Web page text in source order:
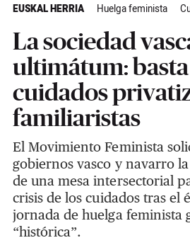
EUSKAL HERRIA Huelga feminista
La sociedad
ultimátum:
cuidados
familiaristas
El Movimiento Feminista
gobiernos vasco y navarro
de una mesa intersectorial
crisis de los cuidados tras el
jornada de huelga feminista
“histórica”.